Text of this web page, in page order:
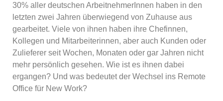
30% aller deutschen ArbeitnehmerInnen haben in den
letzten zwei Jahren überwiegend von Zuhause aus
gearbeitet. Viele von ihnen haben ihre Chefinnen,
Kollegen und Mitarbeiterinnen, aber auch Kunden oder
Zulieferer seit Wochen, Monaten oder gar Jahren nicht
mehr persönlich gesehen. Wie ist es ihnen dabei
ergangen? Und was bedeutet der Wechsel ins Remote
Office für New Work?